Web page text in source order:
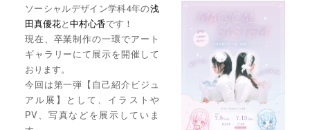
ソーシャルデザイン学科4年の浅
田真優花と中村心香です！
現在、卒業制作の一環でアート
ギャラリーにて展示を開催して
おります。
今回は第一弾【自己紹介ビジュ
アル展】として、イラストや
PV、写真などを展示していま